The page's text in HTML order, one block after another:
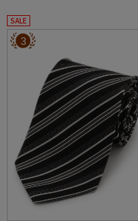
SALE
3